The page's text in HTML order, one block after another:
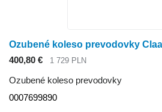
400,80 € 1 729 PLN
Ozubené koleso prevodovky
0007699890